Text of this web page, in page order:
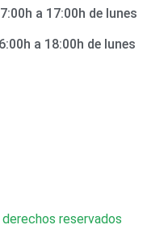
a 17:00h de lunes
a 18:00h de lunes
reservados